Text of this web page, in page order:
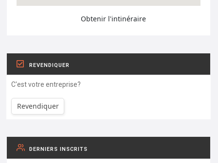
Obtenir l'intinéraire
REVENDIQUER
C'est votre entreprise?
Revendiquer
DERNIERS INSCRITS